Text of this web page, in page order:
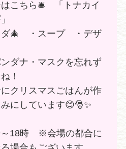
はこちら🛎️ 「トナカイ
ダ🎄 ・スープ ・デザ
ダナ・マスクを忘れず
！
クリスマスごはんが作
にしています😊🎅✨
18時 ※会場の都合に